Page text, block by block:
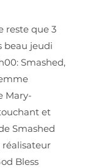
reste que 3
beau jeudi
Smashed,
Mary-
et
Smashed
réalisateur
Bless